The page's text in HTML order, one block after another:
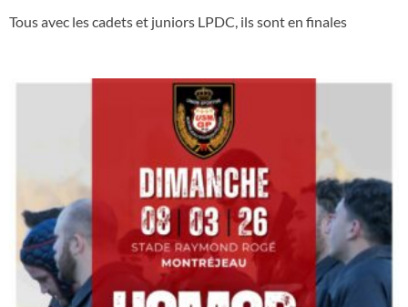
Tous avec les cadets et juniors LPDC, ils sont en finales